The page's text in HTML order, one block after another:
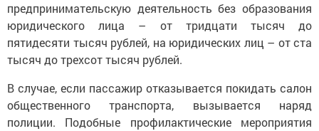
предпринимательскую деятельность без образования
юридического лица – от тридцати тысяч до
пятидесяти тысяч рублей, на юридических лиц – от ста
тысяч до трехсот тысяч рублей.
В случае, если пассажир отказывается покидать салон
общественного транспорта, вызывается наряд
полиции. Подобные профилактические мероприятия